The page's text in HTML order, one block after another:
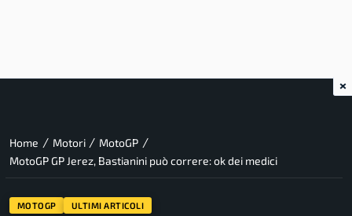
Home / Motori / MotoGP /
MotoGP GP Jerez, Bastianini può correre: ok dei medici
MOTOGP ULTIMI ARTICOLI
×